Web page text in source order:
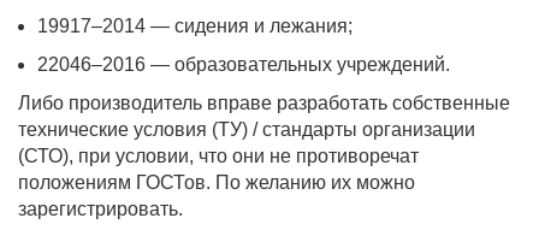
19917–2014 — сидения и лежания;
22046–2016 — образовательных учреждений.
Либо производитель вправе разработать собственные
технические условия (ТУ) / стандарты организации
(СТО), при условии, что они не противоречат
положениям ГОСТов. По желанию их можно
зарегистрировать.